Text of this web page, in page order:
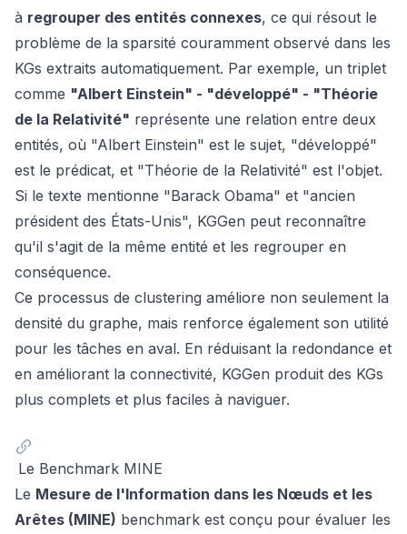
à regrouper des entités connexes, ce qui résout le
problème de la sparsité couramment observé dans les
KGs extraits automatiquement. Par exemple, un triplet
comme "Albert Einstein" - "développé" - "Théorie
de la Relativité" représente une relation entre deux
entités, où "Albert Einstein" est le sujet, "développé"
est le prédicat, et "Théorie de la Relativité" est l'objet.
Si le texte mentionne "Barack Obama" et "ancien
président des États-Unis", KGGen peut reconnaître
qu'il s'agit de la même entité et les regrouper en
conséquence.
Ce processus de clustering améliore non seulement la
densité du graphe, mais renforce également son utilité
pour les tâches en aval. En réduisant la redondance et
en améliorant la connectivité, KGGen produit des KGs
plus complets et plus faciles à naviguer.
Le Benchmark MINE
Le Mesure de l'Information dans les Nœuds et les
Arêtes (MINE) benchmark est conçu pour évaluer les